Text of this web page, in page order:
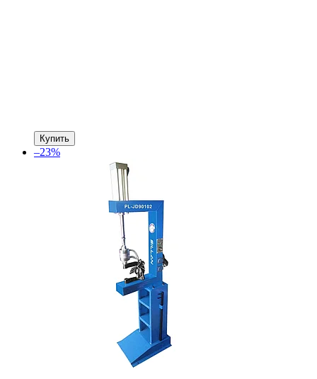
Купить
–23%